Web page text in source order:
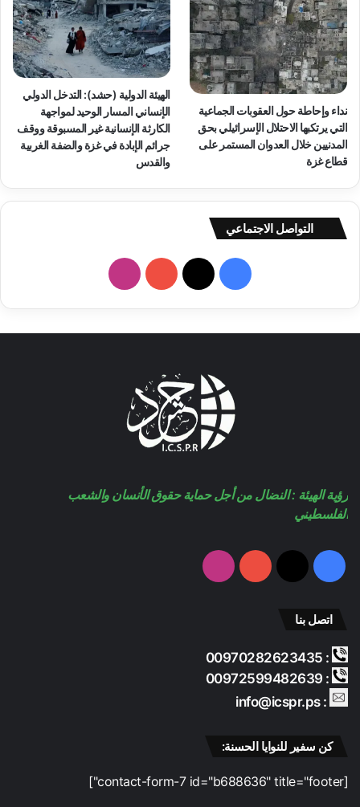
نداء وإحاطة حول العقوبات الجماعية
التي يرتكبها الاحتلال الإسرائيلي بحق
المدنيين خلال العدوان المستمر على
قطاع غزة
الهيئة الدولية (حشد): التدخل الدولي
الإنساني المسار الوحيد لمواجهة
الكارثة الإنسانية غير المسبوقة ووقف
جرائم الإبادة في غزة والضفة الغربية
والقدس
التواصل الاجتماعي
فيسبوك ‫X
‫YouTubeانستقرام
رؤية الهيئة : النضال من أجل حماية حقوق الأنسان والشعب
الفلسطيني
فيسبوك ‫X
‫YouTubeانستقرام
اتصل بنا
: 00970282623435
: 00972599482639
: info@icspr.ps
كن سفير للنوايا الحسنة:
[contact-form-7 id="b688636" title="footer"]